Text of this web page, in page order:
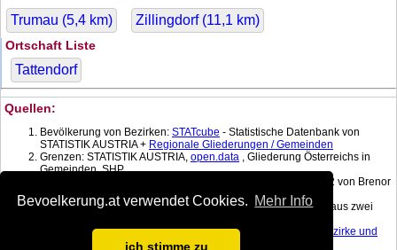
Bevoelkerung.at verwendet Cookies. Mehr Info
ich stimme zu
Trumau (5,4 km) Zillingdorf (11,1 km)
Ortschaft Liste
Tattendorf
Quellen:
Bevölkerung von Bezirken: STATcube - Statistische Datenbank von
STATISTIK AUSTRIA + Regionale Gliederungen / Gemeinden
Grenzen: STATISTIK AUSTRIA, open.data , Gliederung Österreichs in
Gemeinden, SHP
1.2 von Brenor
Brophy
Bevölkerung am Datum: Berechnet mit linearer Interpolation aus zwei
Dauersiedlungsraum derGemeinden
, Politischen Bezirke und
, Gebietsstand 1.1.2017